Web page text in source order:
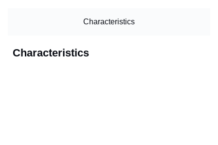
Characteristics
Characteristics